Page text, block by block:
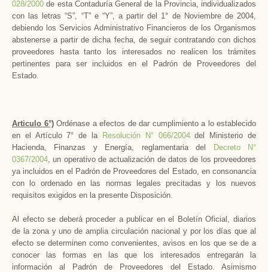
028/2000 de esta Contaduría General de la Provincia, individualizados
con las letras “S”, “T” e “Y”, a partir del 1° de Noviembre de 2004,
debiendo los Servicios Administrativo Financieros de los Organismos
abstenerse a partir de dicha fecha, de seguir contratando con dichos
proveedores hasta tanto los interesados no realicen los trámites
pertinentes para ser incluidos en el Padrón de Proveedores del
Estado.
Articulo 6°)Ordénase a efectos de dar cumplimiento a lo establecido
en el Artículo 7° de la Resolución N° 066/2004del Ministerio de
Hacienda, Finanzas y Energía, reglamentaria del
Decreto N°
0367/2004, un operativo de actualización de datos de los proveedores
ya incluidos en el Padrón de Proveedores del Estado, en consonancia
con lo ordenado en las normas legales precitadas y los nuevos
requisitos exigidos en la presente Disposición.
Al efecto se deberá proceder a publicar en el Boletín Oficial, diarios
de la zona y uno de amplia circulación nacional y por los días que al
efecto se determinen como convenientes, avisos en los que se de a
conocer las formas en las que los interesados entregarán la
información al Padrón de Proveedores del Estado. Asimismo